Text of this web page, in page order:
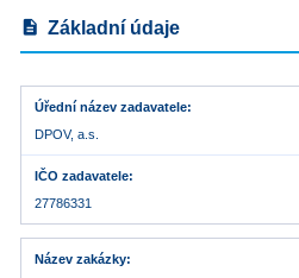
description Základní údaje
Úřední název zadavatele
DPOV, a.s.
IČO zadavatele
27786331
Název zakázky